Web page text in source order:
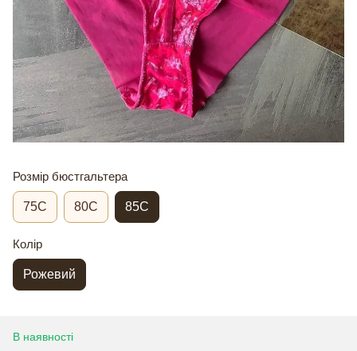
Розмір бюстгальтера
75C 80C 85C
Колір
Рожевий
В наявності